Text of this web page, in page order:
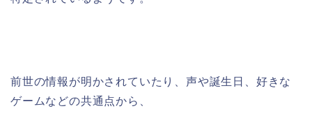
前世の情報が明かされていたり、声や誕生日、好きな
ゲームなどの共通点から、